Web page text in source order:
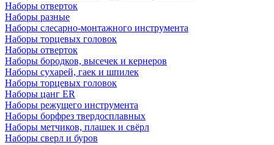
Наборы отверток
Наборы разные
Наборы слесарно-монтажного инструмента
Наборы торцевых головок
Наборы отверток
Наборы бородков, высечек и кернеров
Наборы сухарей, гаек и шпилек
Наборы торцевых головок
Наборы цанг ER
Наборы режущего инструмента
Наборы борфрез твердосплавных
Наборы метчиков, плашек и свёрл
Наборы сверл и буров